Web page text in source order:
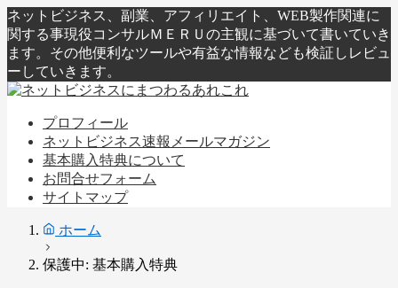
ネットビジネス、副業、アフィリエイト、WEB製作関連に
関する事現役コンサルＭＥＲＵの主観に基づいて書いていき
ます。その他便利なツールや有益な情報なども検証しレビュ
ーしていきます。
プロフィール
ネットビジネス速報メールマガジン
基本購入特典について
お問合せフォーム
サイトマップ
ホーム
保護中: 基本購入特典